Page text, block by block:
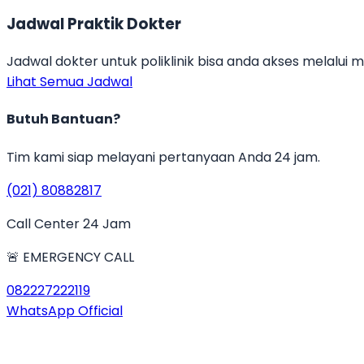
Jadwal Praktik Dokter
Jadwal dokter untuk poliklinik bisa anda akses melalui
Lihat Semua Jadwal
Butuh Bantuan?
Tim kami siap melayani pertanyaan Anda 24 jam.
(021) 80882817
Call Center 24 Jam
🚨 EMERGENCY CALL
082227222119
WhatsApp Official